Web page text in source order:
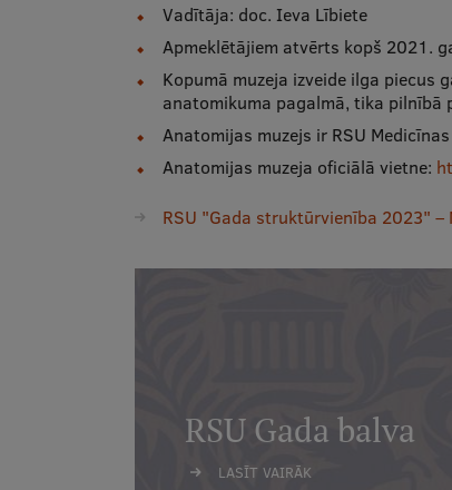
Vadītāja: doc. Ieva Lībiete
Apmeklētājiem atvērts kopš 2021.
Kopumā muzeja izveide ilga piecus
anatomikuma pagalmā, tika pilnībā
Anatomijas muzejs ir RSU
Anatomijas muzeja oficiālā vietne:
RSU "Gada struktūrvienība 2023"
RSU Gada balva
LASĪT VAIRĀK